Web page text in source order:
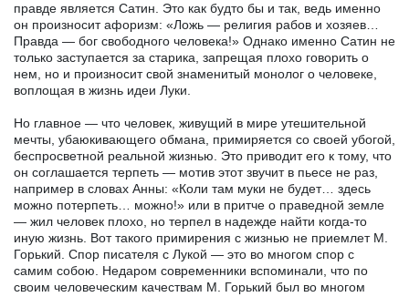
правде является Сатин. Это как будто бы и так, ведь именно
он произносит афоризм: «Ложь — религия рабов и хозяев…
Правда — бог свободного человека!» Однако именно Сатин не
только заступается за старика, запрещая плохо говорить о
нем, но и произносит свой знаменитый монолог о человеке,
воплощая в жизнь идеи Луки.
Но главное — что человек, живущий в мире утешительной
мечты, убаюкивающего обмана, примиряется со своей убогой,
беспросветной реальной жизнью. Это приводит его к тому, что
он соглашается терпеть — мотив этот звучит в пьесе не раз,
например в словах Анны: «Коли там муки не будет… здесь
можно потерпеть… можно!» или в притче о праведной земле
— жил человек плохо, но терпел в надежде найти когда-то
иную жизнь. Вот такого примирения с жизнью не приемлет М.
Горький. Спор писателя с Лукой — это во многом спор с
самим собою. Недаром современники вспоминали, что по
своим человеческим качествам М. Горький был во многом